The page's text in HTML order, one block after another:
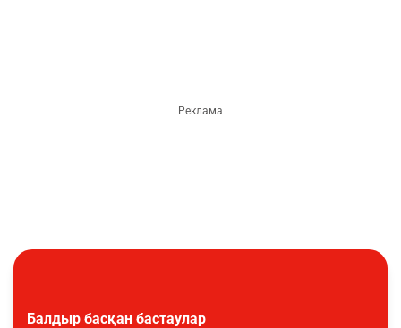
Балдыр басқан бастаулар